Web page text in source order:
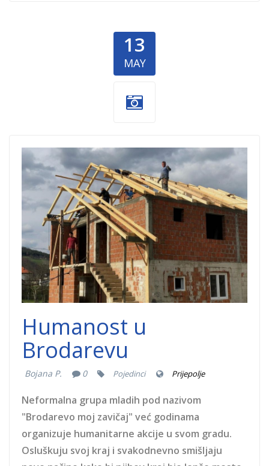
13
MAY
Brodarevo -
kuca Kajevic.jpg
Humanost u
Brodarevu
Bojana P. 0 Pojedinci Prijepolje
Neformalna grupa mladih pod nazivom
"Brodarevo moj zavičaj" već godinama
organizuje humanitarne akcije u svom gradu.
Osluškuju svoj kraj i svakodnevno smišljaju